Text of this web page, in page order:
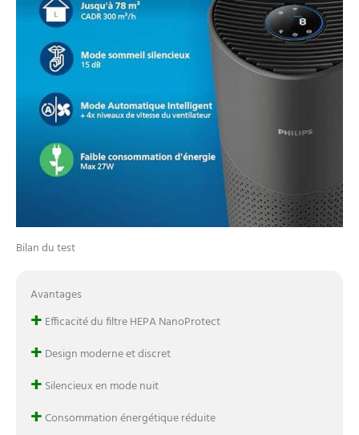
optimale. FILTRE DE
LONGUE DURÉE AVEC
INDICATEUR DE
CHANGEMENT RAPIDE :
dure jusqu'à 1 an (5),
permet des économies à
long terme. Utiliser les
filtres de remplacement
Philips d'origine pour des
performances optimales.
Compatible avec FY1700
Bilan du test
Avantages
+ Efficacité du filtre HEPA NanoProtect
+ Design moderne et discret
+ Silencieux en mode nuit
+Consommation énergétique réduite